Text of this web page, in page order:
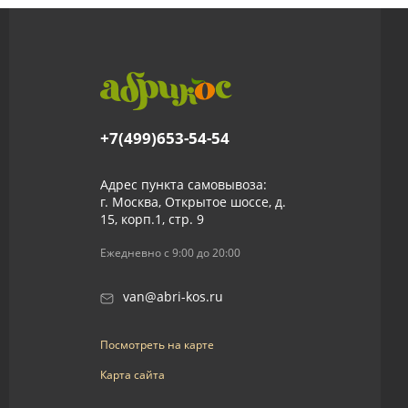
+7(499)653-54-54
Адрес пункта самовывоза:
г. Москва, Открытое шоссе, д.
15, корп.1, стр. 9
Ежедневно с 9:00 до 20:00
van@abri-kos.ru
Посмотреть на карте
Карта сайта